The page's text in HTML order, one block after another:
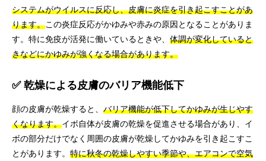
システムがウイルスに反応し、皮膚に炎症を引き起こすことがあ
ります。この炎症反応がかゆみや赤みの原因となることがありま
す。特に免疫が活発に働いているときや、 体調が変化していると
きなどにかゆみが強くなる場合があります。
✅ 乾燥による皮膚のバリア機能低下
顔の皮膚が乾燥すると、 バリア機能が低下してかゆみが生じやす
くなります。イボ自体が皮膚の乾燥を促進させる場合があり、イ
ボの部分だけでなく周囲の皮膚が乾燥してかゆみを引き起こすこ
とがあります。 特に秋冬の乾燥しやすい季節や、エアコンで空気